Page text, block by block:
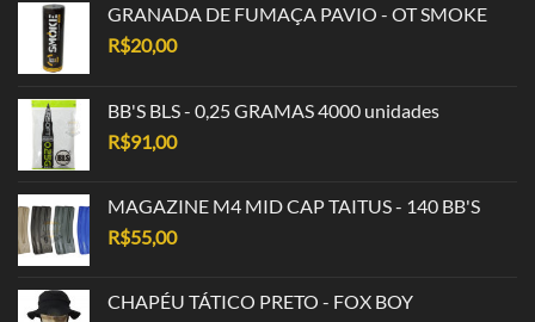
GRANADA DE FUMAÇA PAVIO - OT SMOKE
R$20,00
BB'S BLS - 0,25 GRAMAS 4000 unidades
R$91,00
MAGAZINE M4 MID CAP TAITUS - 140 BB'S
R$55,00
CHAPÉU TÁTICO PRETO - FOX BOY